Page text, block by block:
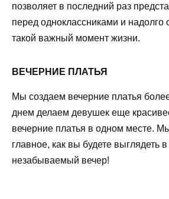
позволяет в последний раз
перед одноклассниками и надолго
такой важный момент жизни.
ВЕЧЕРНИЕ ПЛАТЬЯ
Мы создаем вечерние платья
днем ​​делаем девушек еще
вечерние платья в одном месте.
главное, как вы будете выглядеть
незабываемый вечер!